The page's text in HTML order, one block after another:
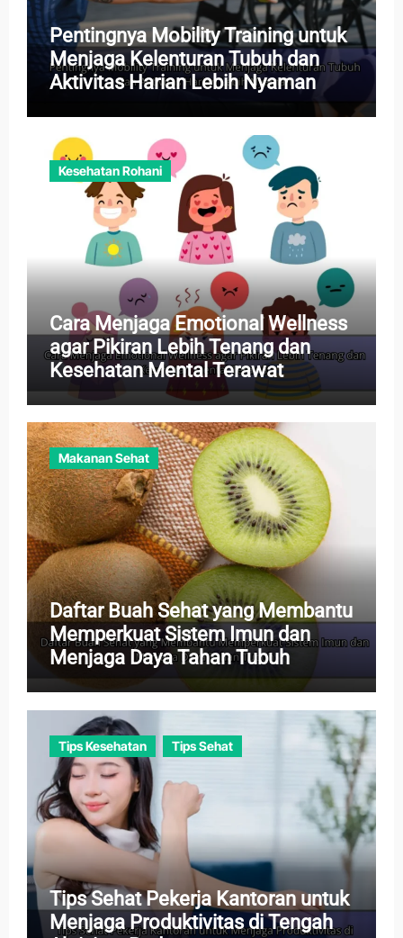
Pentingnya Mobility Training untuk
Menjaga Kelenturan Tubuh dan
Aktivitas Harian Lebih Nyaman
Kesehatan Rohani
Cara Menjaga Emotional Wellness
agar Pikiran Lebih Tenang dan
Kesehatan Mental Terawat
Makanan Sehat
Daftar Buah Sehat yang Membantu
Memperkuat Sistem Imun dan
Menjaga Daya Tahan Tubuh
Tips Kesehatan Tips Sehat
Tips Sehat Pekerja Kantoran untuk
Menjaga Produktivitas di Tengah